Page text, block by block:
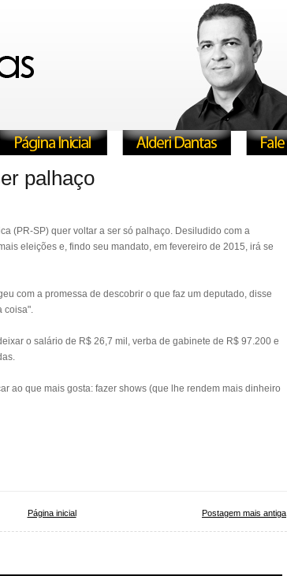
palhaço
(PR-SP) quer voltar a ser só palhaço. Desiludido com a
eleições e, findo seu mandato, em fevereiro de 2015, irá se
com a promessa de descobrir o que faz um deputado, disse
coisa".
o salário de R$ 26,7 mil, verba de gabinete de R$ 97.200 e
ao que mais gosta: fazer shows (que lhe rendem mais dinheiro
Postagem mais antiga
Página inicial